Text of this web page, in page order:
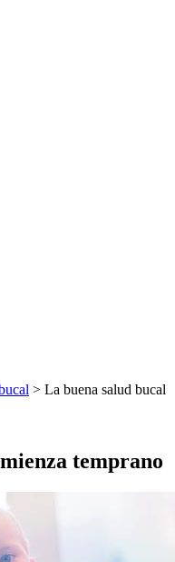
> La buena salud bucal
temprano